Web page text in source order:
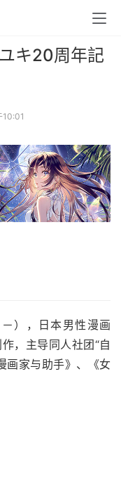
キ20周年記
），日本男性漫画
，主导同人社团“自
画家与助手》、《女